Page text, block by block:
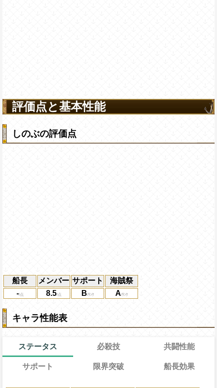
評価点と基本性能
しのぶの評価点
船長 メンバー サポート
海賊祭
-
8.5 B A
キャラ性能表
ステータス 必殺技 共闘性能
サポート 限界突破 船長効果